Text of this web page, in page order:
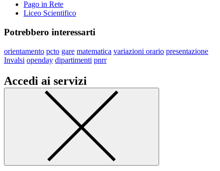
Pago in Rete
Liceo Scientifico
Potrebbero interessarti
orientamento pcto gare matematica variazioni orario presentazione
Invalsi openday dipartimenti pnrr
Accedi ai servizi